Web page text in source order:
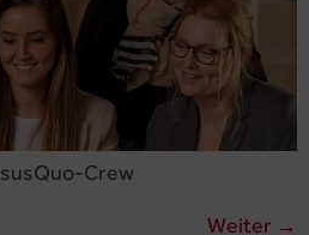
Crew
Weiter →